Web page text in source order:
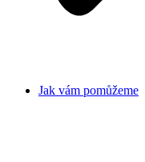
Jak vám pomůžeme